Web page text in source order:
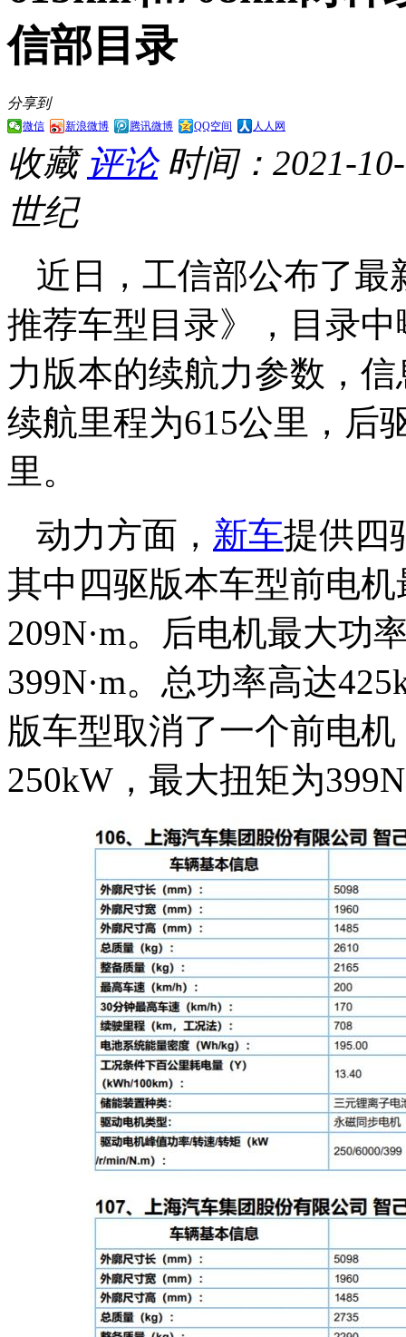
信部目录
分享到
微信 新浪微博 腾讯微博 QQ空间 人人网
收藏 评论 时间：2021-
世纪
近日，工信部公布了最
推荐车型目录》，目录
力版本的续航力参数，
续航里程为615公里，后
里。
动力方面， 新车提供四
其中四驱版本车型前电
209N·m。后电机最大功
399N·m。总功率高达
版车型取消了一个前电
250kW，最大扭矩为